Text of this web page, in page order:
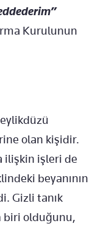
Kurulunun
olan kişidir.
ilişkin işleri de
beyanının
Gizli tanık
biri olduğunu,